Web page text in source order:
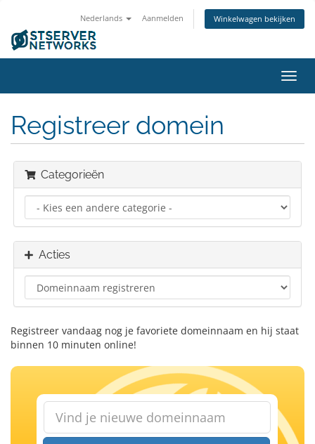
Nederlands Aanmelden Winkelwagen bekijken
in-/
Registreer domein
Categorieën
Acties
Registreer vandaag nog je favoriete domeinnaam en hij staat
binnen 10 minuten online!